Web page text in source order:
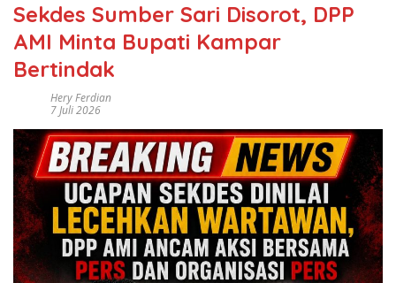
Sekdes Sumber Sari Disorot, DPP
AMI Minta Bupati Kampar
Bertindak
Hery Ferdian
7 Juli 2026